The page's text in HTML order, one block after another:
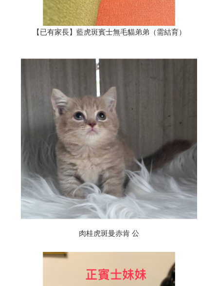
【已有家長】藍虎斑賓士無毛貓弟弟（需結育）
肉桂虎斑曼赤肯 公